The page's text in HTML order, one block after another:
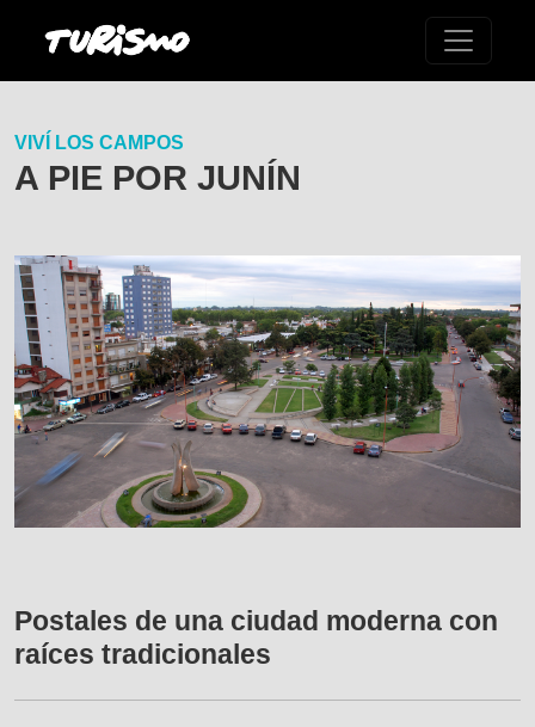
VIVÍ LOS CAMPOS
A PIE POR JUNÍN
Postales de una ciudad moderna con
raíces tradicionales